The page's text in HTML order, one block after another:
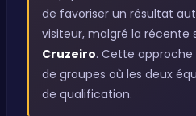
de favoriser un résultat
visiteur, malgré la récente
Cruzeiro. Cette
de groupes où les deux
de qualification.